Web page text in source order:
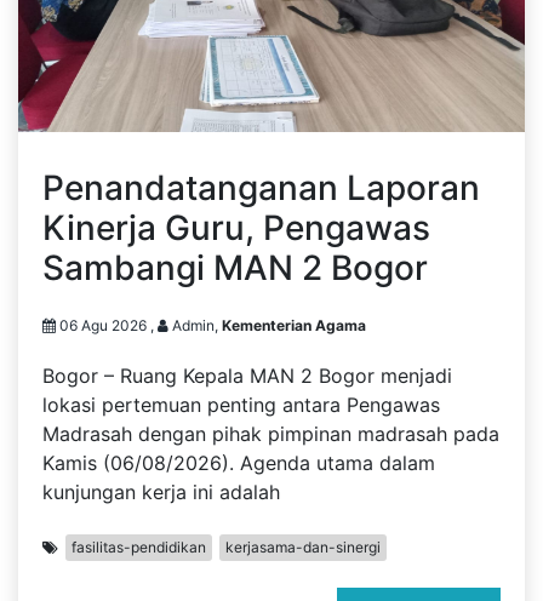
Penandatanganan Laporan
Kinerja Guru, Pengawas
Sambangi MAN 2 Bogor
06 Agu 2026 , Admin, Kementerian Agama
Bogor – Ruang Kepala MAN 2 Bogor menjadi
lokasi pertemuan penting antara Pengawas
Madrasah dengan pihak pimpinan madrasah pada
Kamis (06/08/2026). Agenda utama dalam
kunjungan kerja ini adalah
fasilitas-pendidikan kerjasama-dan-sinergi